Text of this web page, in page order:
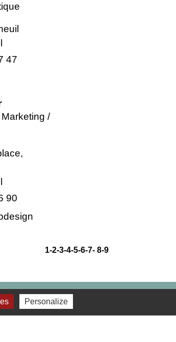
47
/
90
1-2-3-4-5-6-7- 8-9
Personalize